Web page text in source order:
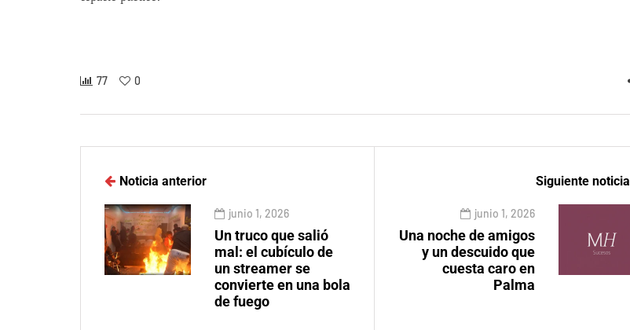
77 0
Noticia anterior
junio 1, 2026
Un truco que salió
mal: el cubículo de
un streamer se
convierte en una bola
de fuego
Siguiente noticia
junio 1, 2026
Una noche de amigos
y un descuido que
cuesta caro en
Palma